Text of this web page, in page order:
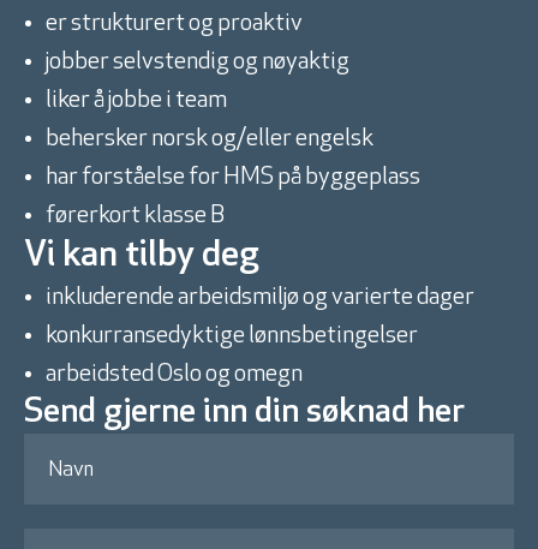
er strukturert og proaktiv
jobber selvstendig og nøyaktig
liker å jobbe i team
behersker norsk og/eller engelsk
har forståelse for HMS på byggeplass
førerkort klasse B
Vi kan tilby deg
inkluderende arbeidsmiljø og varierte dager
konkurransedyktige lønnsbetingelser
arbeidsted Oslo og omegn
Send gjerne inn din søknad her